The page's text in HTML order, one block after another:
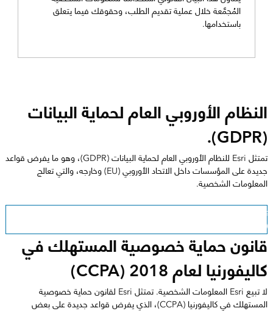
المُجمَّعة خلال عملية تقديم الطلب، وحقوقك فيما يتعلق
باستخدامها.
النظام الأوروبي العام لحماية البيانات
(GDPR).
تمتثل Esri للنظام الأوروبي العام لحماية البيانات (GDPR)، وهو ما يفرض قواعد
جديدة على المؤسسات داخل الاتحاد الأوروبي (EU) وخارجه، والتي تعالج
المعلومات الشخصية.
تعرّف على النهج الذي نتَّبعه في الامتثال للنظام الأوروبي العام لحماية البيانات
(GDPR).
قانون حماية خصوصية المستهلك في
كاليفورنيا لعام 2018 (CCPA)
لا تبيع Esri المعلومات الشخصية. تمتثل Esri لقانون حماية خصوصية
المستهلك في كاليفورنيا (CCPA)، الذي يفرض قواعد جديدة على بعض